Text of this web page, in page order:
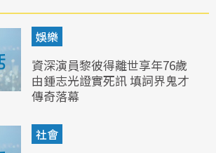
娛樂
資深演員黎彼得離世享年76歲
由鍾志光證實死訊 填詞界鬼才
傳奇落幕
社會